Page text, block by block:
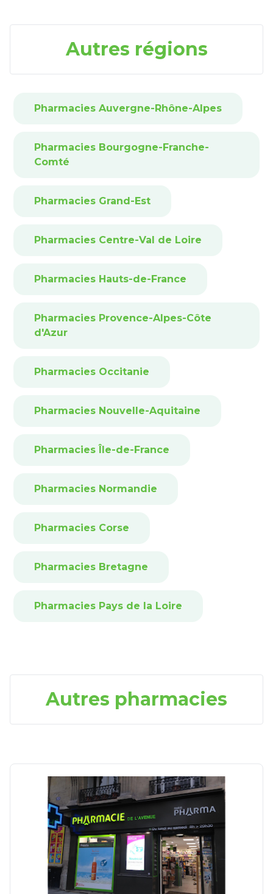
Autres régions
Pharmacies Auvergne-Rhône-Alpes
Pharmacies Bourgogne-Franche-
Comté
Pharmacies Grand-Est
Pharmacies Centre-Val de Loire
Pharmacies Hauts-de-France
Pharmacies Provence-Alpes-Côte
d'Azur
Pharmacies Occitanie
Pharmacies Nouvelle-Aquitaine
Pharmacies Île-de-France
Pharmacies Normandie
Pharmacies Corse
Pharmacies Bretagne
Pharmacies Pays de la Loire
Autres pharmacies